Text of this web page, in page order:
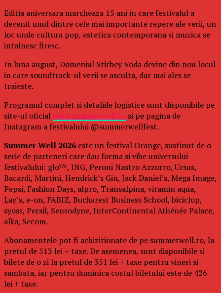
Editia aniversara marcheaza 15 ani in care festivalul a
devenit unul dintre cele mai importante repere ale verii, un
loc unde cultura pop, estetica contemporana si muzica se
intalnesc firesc.
In luna august, Domeniul Stirbey Voda devine din nou locul
in care soundtrack-ul verii se asculta, dar mai ales se
traieste.
Programul complet si detaliile logistice sunt disponibile pe
site-ul oficialwww.summerwell.ro si pe pagina de
Instagram a festivalului @summerwellfest.
Summer Well 2026 este un festival Orange, sustinut de o
serie de parteneri care dau forma si vibe universului
festivalului: glo™, ING, Peroni Nastro Azzurro, Ursus,
Bacardi, Martini, Hendrick’s Gin, Jack Daniel’s, Mega Image,
Pepsi, Fashion Days, alpro, Transalpina, vitamin aqua,
Lay’s, e-on, FABIZ, Bucharest Business School, biciclop,
syoss, Persil, Sensodyne, InterContinental Athénée Palace,
alka, Secom.
Abonamentele pot fi achizitionate de pe summerwell.ro, la
pretul de 513 lei + taxe. De asemenea, sunt disponibile si
bilete de o zi la pretul de 351 lei + taxe pentru vineri si
sambata, iar pentru duminica costul biletului este de 426
lei + taxe.